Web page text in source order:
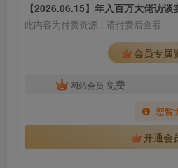
此内容为付费资源，请付费后查看
会员专属
网站会员 免费
您暂
开通会